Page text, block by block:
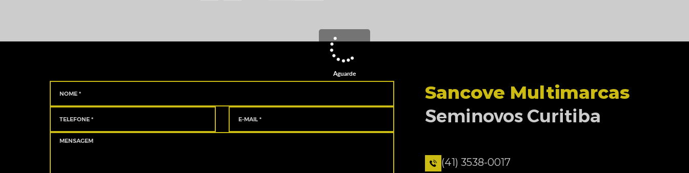
Sancove Multimarcas
Seminovos Curitiba
(41) 3538-0017
Aguarde